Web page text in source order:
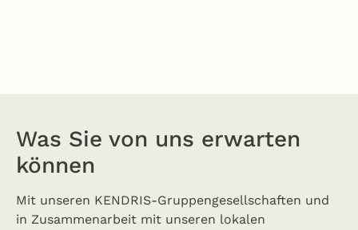
Was Sie von uns erwarten
können
Mit unseren KENDRIS-Gruppengesellschaften und
in Zusammenarbeit mit unseren lokalen